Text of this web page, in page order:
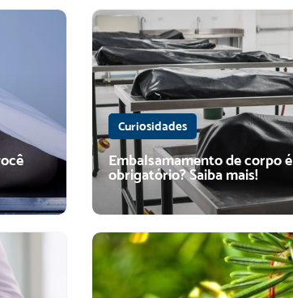
Curiosidades
Embalsamamento de corpo é
obrigatório? Saiba mais!